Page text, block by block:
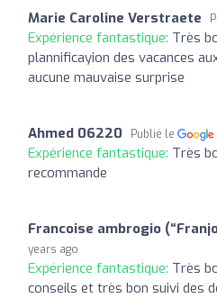
Marie Caroline Verstraete
Expérience fantastique: Très
plannificayion des vacances
aucune mauvaise surprise
Ahmed 06220 Publié le
Expérience fantastique: Très
recommande
Francoise ambrogio
years ago
Expérience fantastique: Très
conseils et très bon suivi des